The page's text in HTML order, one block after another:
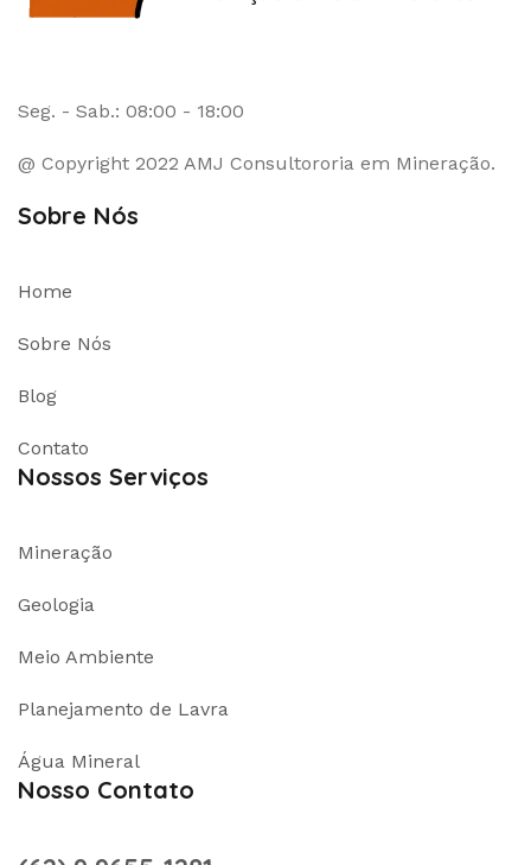
Seg. - Sab.: 08:00 - 18:00
@ Copyright 2022 AMJ Consultororia em Mineração.
Sobre Nós
Home
Sobre Nós
Blog
Contato
Nossos Serviços
Mineração
Geologia
Meio Ambiente
Planejamento de Lavra
Água Mineral
Nosso Contato